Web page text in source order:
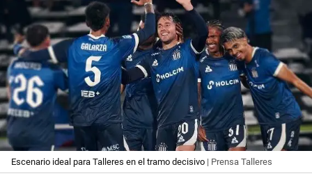
Escenario ideal para Talleres en el tramo decisivo | Prensa Talleres